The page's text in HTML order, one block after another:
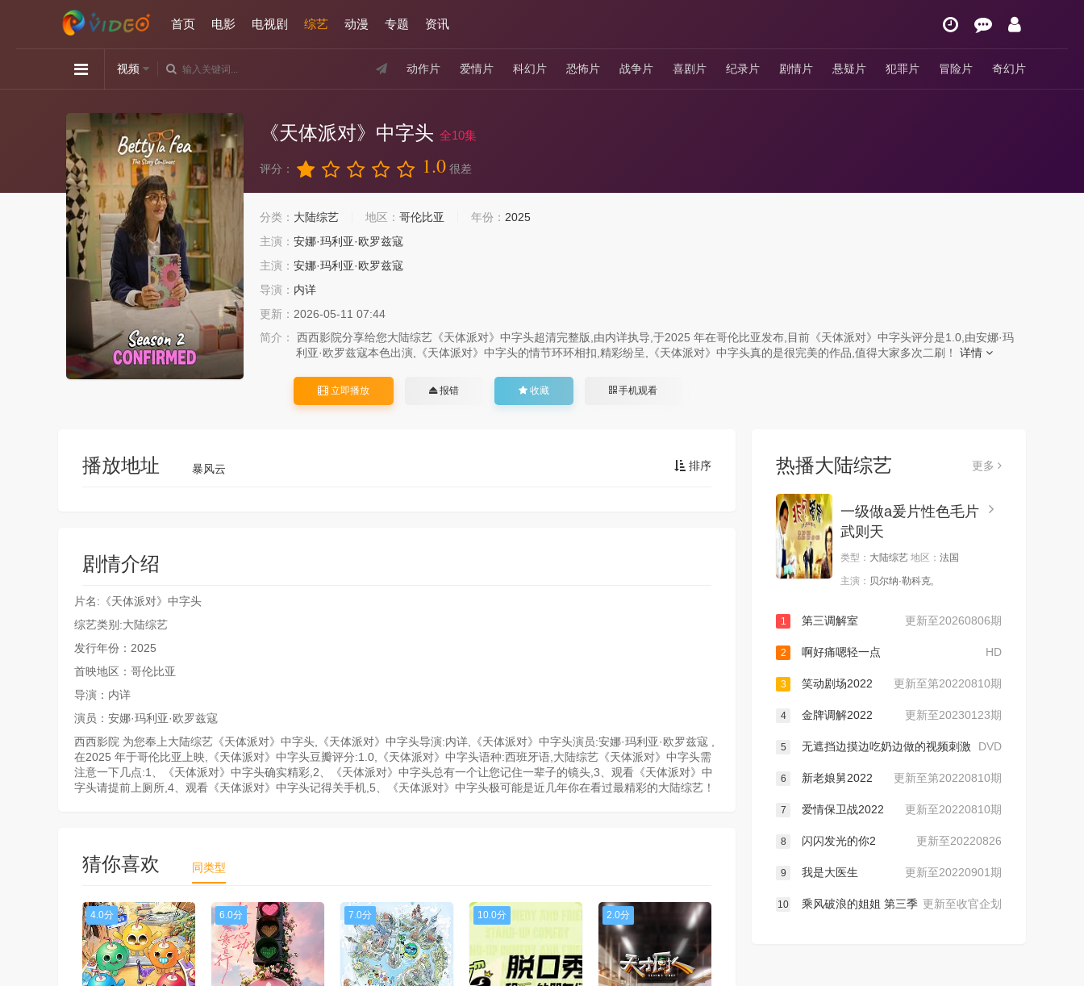
首页 电影 电视剧 综艺 动漫 专题 资讯
动作片 爱情片 科幻片 恐怖片 战争片 喜剧片 纪录片 剧情片 悬疑片 犯罪片 冒险片 奇幻片
视频
《天体派对》中字头 全10集
评分： 1.0 很差
分类： 大陆综艺 地区： 哥伦比亚 年份： 2025
主演： 安娜·玛利亚·欧罗兹寇
主演： 安娜·玛利亚·欧罗兹寇
导演： 内详
更新： 2026-05-11 07:44
简介：
西西影院分享给您大陆综艺《天体派对》中字头超清完整版,由内详执导,于2025 年在哥伦比亚发布,目前《天体派对》中字头评分是1.0,由安娜·玛
利亚·欧罗兹寇本色出演,《天体派对》中字头的情节环环相扣,精彩纷呈,《天体派对》中字头真的是很完美的作品,值得大家多次二刷！ 详情
立即播放 报错 收藏 手机观看
排序
播放地址 暴风云
剧情介绍
片名:《天体派对》中字头
综艺类别:大陆综艺
发行年份：2025
首映地区：哥伦比亚
导演：内详
演员：安娜·玛利亚·欧罗兹寇
西西影院 为您奉上大陆综艺《天体派对》中字头,《天体派对》中字头导演:内详,《天体派对》中字头演员:安娜·玛利亚·欧罗兹寇 ,
在2025 年于哥伦比亚上映,《天体派对》中字头豆瓣评分:1.0,《天体派对》中字头语种:西班牙语,大陆综艺《天体派对》中字头需
注意一下几点:1、《天体派对》中字头确实精彩,2、《天体派对》中字头总有一个让您记住一辈子的镜头,3、观看《天体派对》中
字头请提前上厕所,4、观看《天体派对》中字头记得关手机,5、《天体派对》中字头极可能是近几年你在看过最精彩的大陆综艺！
猜你喜欢 同类型
4.0分 6.0分 7.0分 10.0分 2.0分
热播大陆综艺 更多
一级做a爰片性色毛片
武则天
类型： 大陆综艺 地区： 法国
主演： 贝尔纳·勒科克,
更新至20260806期
1 第三调解室
HD
2 啊好痛嗯轻一点
更新至第20220810期
3 笑动剧场2022
更新至20230123期
4 金牌调解2022
DVD
5 无遮挡边摸边吃奶边做的视频刺激
更新至第20220810期
6 新老娘舅2022
更新至20220810期
7 爱情保卫战2022
更新至20220826
8 闪闪发光的你2
更新至20220901期
9 我是大医生
更新至收官企划
10 乘风破浪的姐姐 第三季